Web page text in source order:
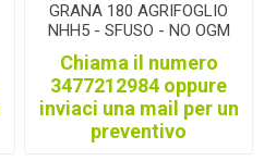
GRANA 180 AGRIFOGLIO
NHH5 - SFUSO - NO OGM
CONCAST TN Mangime per
Vacche da Latte conforme
alle norme per la produzione
di latte da Trentingrana e
formaggi Marchio Qualità
Chiama il numero
3477212984 oppure
inviaci una mail per un
preventivo